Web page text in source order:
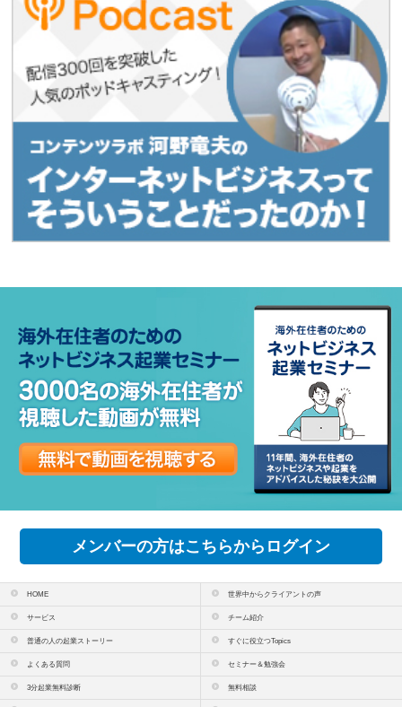
メンバーの方はこちらからログイン
HOME 世界中からクライアントの声
サービス チーム紹介
普通の人の起業ストーリー すぐに役立つTopics
よくある質問 セミナー＆勉強会
3分起業無料診断 無料相談